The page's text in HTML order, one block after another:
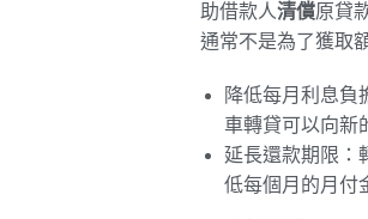
助借款人清償原貸
通常不是為了獲取
降低每月利息負
車轉貸可以向新
延長還款期限：
低每個月的月付